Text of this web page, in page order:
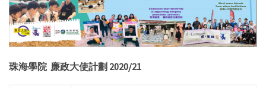
珠海學院 廉政大使計劃 2020/21